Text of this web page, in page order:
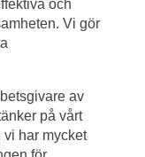
och
Vi gör
av
på vårt
vi har mycket